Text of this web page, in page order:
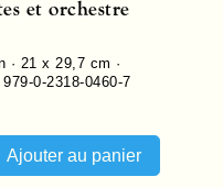
et orchestre
· 21 x 29,7 cm ·
979-0-2318-0460-7